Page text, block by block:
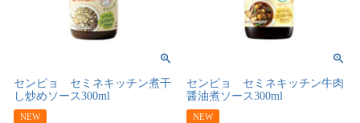
センピョ セミネキッチン煮干
し炒めソース300ml
NEW
センピョ セミネキッチン牛肉
醤油煮ソース300ml
NEW